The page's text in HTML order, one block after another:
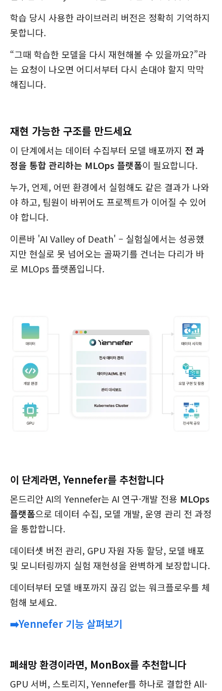
학습 당시 사용한 라이브러리 버전은 정확히 기억하지
못합니다.
“그때 학습한 모델을 다시 재현해볼 수 있을까요?”라
는 요청이 나오면 어디서부터 다시 손대야 할지 막막
해집니다.
재현 가능한 구조를 만드세요
이 단계에서는 데이터 수집부터 모델 배포까지 전 과
정을 통합 관리하는 MLOps 플랫폼이 필요합니다.
누가, 언제, 어떤 환경에서 실험해도 같은 결과가 나와
야 하고, 팀원이 바뀌어도 프로젝트가 이어질 수 있어
야 합니다.
이른바 'AI Valley of Death' – 실험실에서는 성공했
지만 현실로 못 넘어오는 골짜기를 건너는 다리가 바
로 MLOps 플랫폼입니다.
이 단계라면, Yennefer를 추천합니다
몬드리안 AI의 Yennefer는 AI 연구·개발 전용 MLOps
플랫폼으로 데이터 수집, 모델 개발, 운영 관리 전 과정
을 통합합니다.
데이터셋 버전 관리, GPU 자원 자동 할당, 모델 배포
및 모니터링까지 실험 재현성을 완벽하게 보장합니다.
데이터부터 모델 배포까지 끊김 없는 워크플로우를 체
험해 보세요.
➡️Yennefer 기능 살펴보기
폐쇄망 환경이라면, MonBox를 추천합니다
GPU 서버, 스토리지, Yennefer를 하나로 결합한 All-